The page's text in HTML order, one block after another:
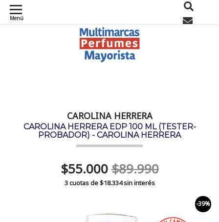
Menú
CAROLINA HERRERA
CAROLINA HERRERA EDP 100 ML (TESTER-
PROBADOR) - CAROLINA HERRERA
$55.000$89.990
3 cuotas de$18.334sin interés
-39%